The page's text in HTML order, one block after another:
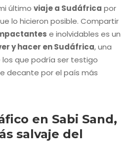
último viaje a Sudáfrica por
lo hicieron posible. Compartir
e inolvidables es un
y hacer en Sudáfrica, una
los que podría ser testigo
decante por el país más
en Sabi Sand,
salvaje del